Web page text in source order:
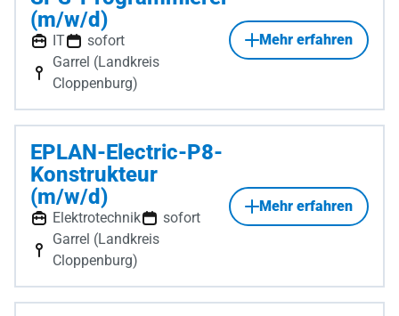
(m/w/d)
IT
sofort
Garrel (Landkreis
Cloppenburg)
Mehr erfahren
EPLAN-Electric-P8-
Konstrukteur
(m/w/d)
Elektrotechnik
sofort
Garrel (Landkreis
Cloppenburg)
Mehr erfahren